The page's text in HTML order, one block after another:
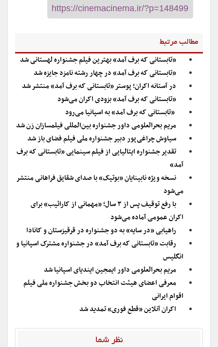
مطالب مرتبط
«تابستانی که برف آمد» بهترین فیلم جشنواره لهستانی شد
«تابستانی که برف آمد» در چهار رشته نامزد جایزه شد
در آستانه اکران؛ پوستر «تابستانی که برف آمد» منتشر شد
«تابستانی که برف آمد» بزودی اکران می‌شود
«تابستانی که برف آمد» به اسپانیا می‌رود
مریم بحرالعلومی داور جشنواره بین‌المللی فیلمسازان زن شد
سیاوش چراغی‌پور دبیر جشنواره ملی فیلم فضای باز شد
تقدیر جشنواره ایتالیایی از فیلم سینمایی «تابستانی که برف
آمد»
نسخه ویژه نابینایان «بوتیک» با صدای شقایق فراهانی منتشر
می‌شود
با رفع توقیف پس از ۳ سال؛ «مهمانی از کارائیب» برای
اکران عمومی آماده می‌شود
راهیابی «در سایه» به دو جشنواره در قرقیزستان و کانادا
رقابت «تابستانی که برف آمد» در جشنواره مشترک‌ اسپانیا و
انگلیس
مریم بحرالعلومی داور ایمجین ایندیای اسپانیا شد
معرفی اعضای هیئت انتخاب دو بخش جشنواره ملی فیلم
اقوام ایرانی
اکران آنلاین «قطع فوری» تمدید شد
نظر شما